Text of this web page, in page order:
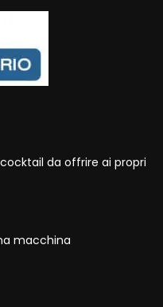
da offrire ai propri
macchina